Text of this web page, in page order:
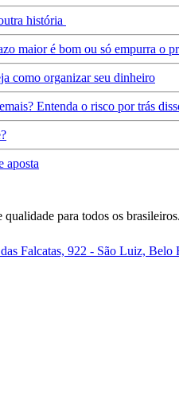
história
maior é bom ou só empurra o
como organizar seu dinheiro
Entenda o risco por trás
aposta
para todos os
Falcatas, 922 - São Luiz,